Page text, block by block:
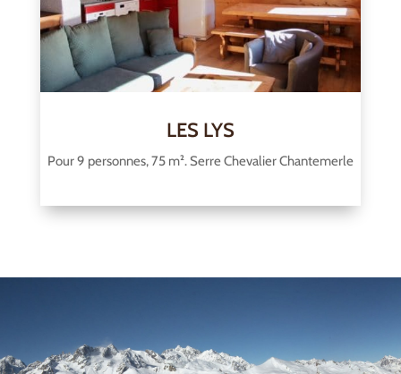
LES LYS
Pour 9 personnes, 75 m². Serre Chevalier Chantemerle